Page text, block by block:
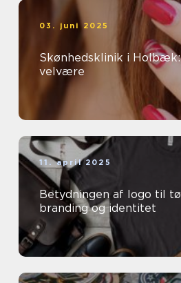
03. juni 2025
Skønhedsklinik i Holbæk:
velvære
11. april 2025
Betydningen af logo til
branding og identitet